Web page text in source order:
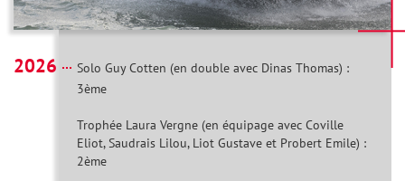
2026
Solo Guy Cotten (en double avec Dinas Thomas) :
3ème
Trophée Laura Vergne (en équipage avec Coville
Eliot, Saudrais Lilou, Liot Gustave et Probert Emile) :
2ème